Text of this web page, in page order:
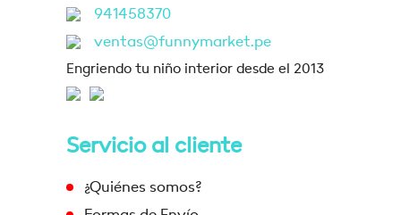
941458370
ventas@funnymarket.pe
Engriendo tu niño interior desde el 2013
Servicio al cliente
¿Quiénes somos?